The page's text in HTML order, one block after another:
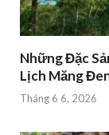
Những Đặc
Lịch Măng
Tháng 6 6, 2026